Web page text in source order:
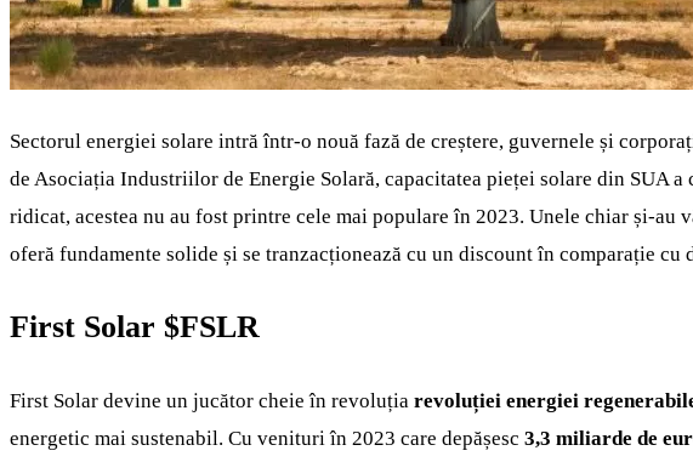
Sectorul energiei solare intră într-o nouă fază de creștere, guvernele și
de Asociația Industriilor de Energie Solară, capacitatea pieței solare din SUA
ridicat, acestea nu au fost printre cele mai populare în 2023. Unele chiar și-au
oferă fundamente solide și se tranzacționează cu un discount în comparație cu
First Solar $FSLR
First Solar devine un jucător cheie în revoluția revoluției energiei
energetic mai sustenabil. Cu venituri în 2023 care depășesc 3,3 miliarde de